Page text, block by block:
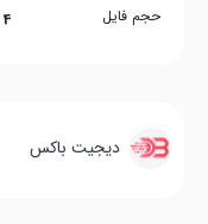
حجم فایل
4
دیجیت باکس